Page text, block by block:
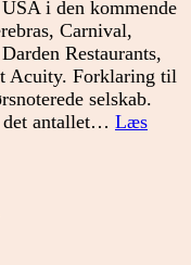
i den kommende
Carnival,
Restaurants,
Acuity. Forklaring til
selskab.
det antallet… Læs